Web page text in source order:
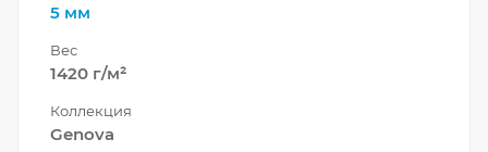
5 мм
Вес
1420 г/м²
Коллекция
Genova